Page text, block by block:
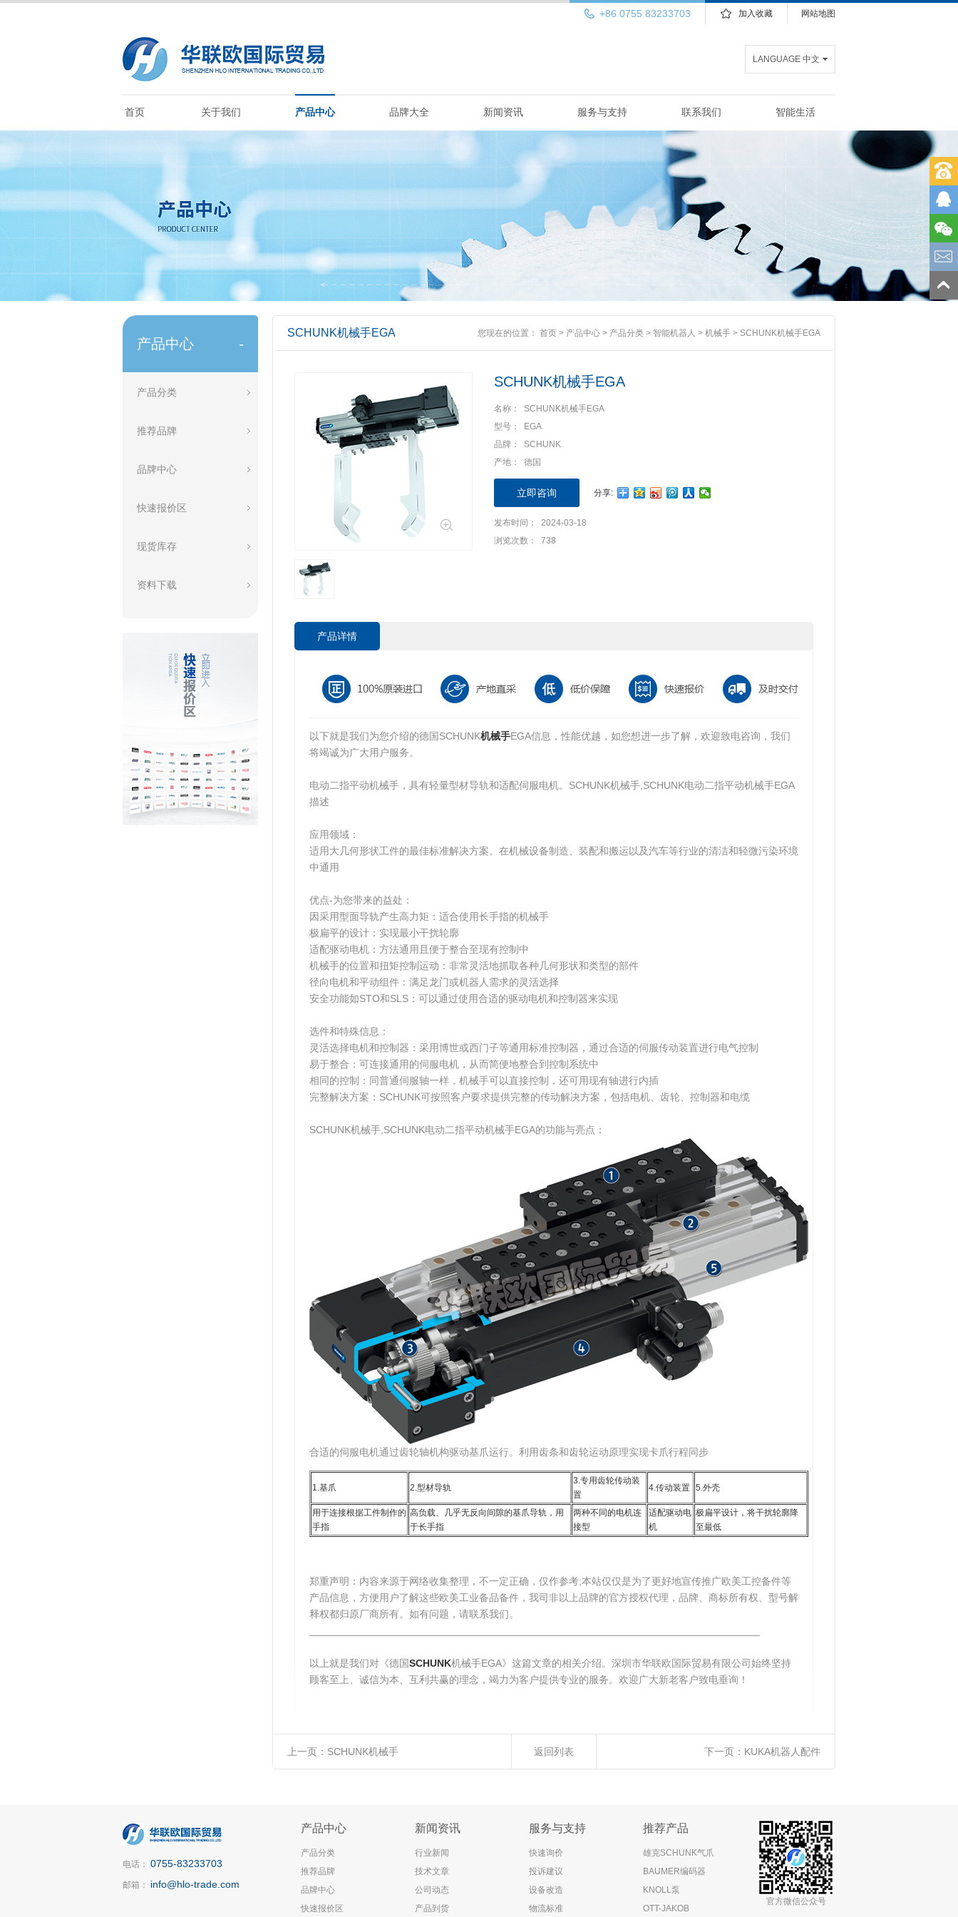
网站地图
加入收藏
+86 0755 83233703
LANGUAGE 中文
首页 关于我们 产品中心 品牌大全 新闻资讯 服务与支持 联系我们 智能生活
产品中心 -
产品分类
推荐品牌
品牌中心
快速报价区
现货库存
资料下载
SCHUNK机械手EGA 您现在的位置： 首页 > 产品中心 > 产品分类 > 智能机器人 > 机械手 > SCHUNK机械手EGA
SCHUNK机械手EGA
名称： SCHUNK机械手EGA
型号： EGA
品牌： SCHUNK
产地： 德国
立即咨询 分享:
发布时间： 2024-03-18
浏览次数： 738
产品详情
以下就是我们为您介绍的德国SCHUNK机械手EGA信息，性能优越，如您想进一步了解，欢迎致电咨询，我们
将竭诚为广大用户服务。
电动二指平动机械手，具有轻量型材导轨和适配伺服电机。SCHUNK机械手,SCHUNK电动二指平动机械手EGA
描述
应用领域：
适用大几何形状工件的最佳标准解决方案。在机械设备制造、装配和搬运以及汽车等行业的清洁和轻微污染环境
中通用
优点-为您带来的益处：
因采用型面导轨产生高力矩：适合使用长手指的机械手
极扁平的设计：实现最小干扰轮廓
适配驱动电机：方法通用且便于整合至现有控制中
机械手的位置和扭矩控制运动：非常灵活地抓取各种几何形状和类型的部件
径向电机和平动组件：满足龙门或机器人需求的灵活选择
安全功能如STO和SLS：可以通过使用合适的驱动电机和控制器来实现
选件和特殊信息：
灵活选择电机和控制器：采用博世或西门子等通用标准控制器，通过合适的伺服传动装置进行电气控制
易于整合：可连接通用的伺服电机，从而简便地整合到控制系统中
相同的控制：同普通伺服轴一样，机械手可以直接控制，还可用现有轴进行内插
完整解决方案：SCHUNK可按照客户要求提供完整的传动解决方案，包括电机、齿轮、控制器和电缆
SCHUNK机械手,SCHUNK电动二指平动机械手EGA的功能与亮点：
合适的伺服电机通过齿轮轴机构驱动基爪运行。利用齿条和齿轮运动原理实现卡爪行程同步
1.基爪 2.型材导轨
3.专用齿轮传动装
置
4.传动装置 5.外壳
用于连接根据工件制作的
手指
高负载、几乎无反向间隙的基爪导轨，用
于长手指
两种不同的电机连
接型
适配驱动电
机
极扁平设计，将干扰轮廓降
至最低
郑重声明：内容来源于网络收集整理，不一定正确，仅作参考;本站仅仅是为了更好地宣传推广欧美工控备件等
产品信息，方便用户了解这些欧美工业备品备件，我司非以上品牌的官方授权代理，品牌、商标所有权、型号解
释权都归原厂商所有。如有问题，请联系我们。
以上就是我们对《德国SCHUNK机械手EGA》这篇文章的相关介绍。深圳市华联欧国际贸易有限公司始终坚持
顾客至上、诚信为本、互利共赢的理念，竭力为客户提供专业的服务。欢迎广大新老客户致电垂询！
上一页： SCHUNK机械手 返回列表 下一页： KUKA机器人配件
电话： 0755-83233703
邮箱： info@hlo-trade.com
产品中心
产品分类
推荐品牌
品牌中心
快速报价区
新闻资讯
行业新闻
技术文章
公司动态
产品到货
服务与支持
快速询价
投诉建议
设备改造
物流标准
推荐产品
雄克SCHUNK气爪
BAUMER编码器
KNOLL泵
OTT-JAKOB
官方微信公众号